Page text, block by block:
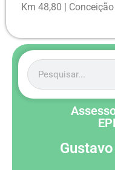
Km 48,80 |